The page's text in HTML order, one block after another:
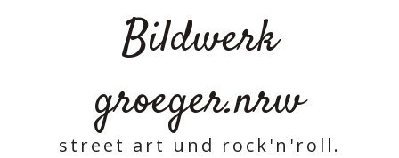
Bildwerk
groeger.nrw
street art und rock'n'roll.